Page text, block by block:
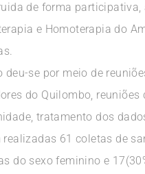
de forma
e Homoterapia do
deu-se por meio de
do Quilombo,
tratamento dos
realizadas 61 coletas de
do sexo feminino e